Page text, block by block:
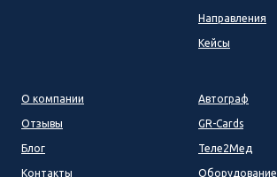
Направления
Кейсы
О компании
Отзывы
Блог
Контакты
Автограф
GR-Cards
Теле2Мед
Оборудование